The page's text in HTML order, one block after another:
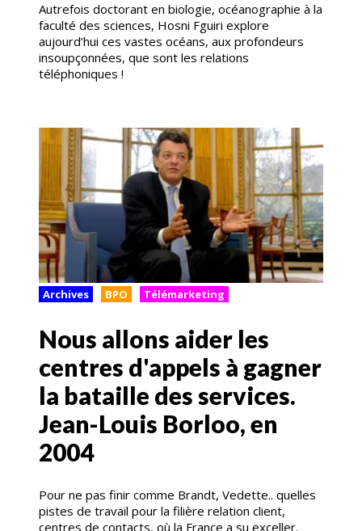
Autrefois doctorant en biologie, océanographie à la
faculté des sciences, Hosni Fguiri explore
aujourd’hui ces vastes océans, aux profondeurs
insoupçonnées, que sont les relations
téléphoniques !
Archives BPO Télémarketing
Nous allons aider les
centres d'appels à gagner
la bataille des services.
Jean-Louis Borloo, en
2004
Pour ne pas finir comme Brandt, Vedette.. quelles
pistes de travail pour la filière relation client,
centres de contacts, où la France a su exceller.